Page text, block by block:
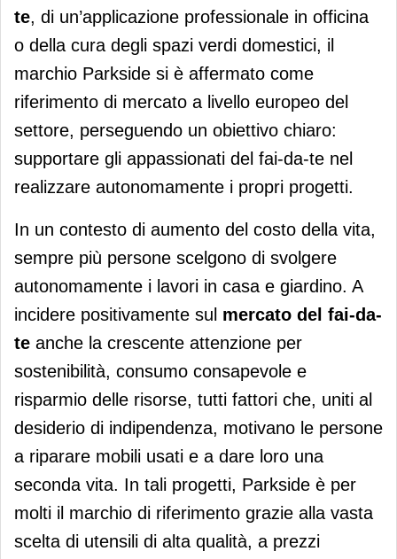
te, di un’applicazione professionale in officina
o della cura degli spazi verdi domestici, il
marchio Parkside si è affermato come
riferimento di mercato a livello europeo del
settore, perseguendo un obiettivo chiaro:
supportare gli appassionati del fai-da-te nel
realizzare autonomamente i propri progetti.
In un contesto di aumento del costo della vita,
sempre più persone scelgono di svolgere
autonomamente i lavori in casa e giardino. A
incidere positivamente sul mercato del fai-da-
te anche la crescente attenzione per
sostenibilità, consumo consapevole e
risparmio delle risorse, tutti fattori che, uniti al
desiderio di indipendenza, motivano le persone
a riparare mobili usati e a dare loro una
seconda vita. In tali progetti, Parkside è per
molti il marchio di riferimento grazie alla vasta
scelta di utensili di alta qualità, a prezzi